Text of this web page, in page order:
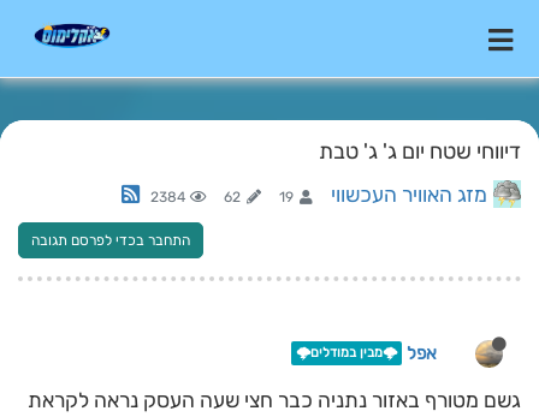
דיווחי שטח יום ג' ג' טבת
מזג האוויר העכשווי 19
62
2384
התחבר בכדי לפרסם תגובה
אפל 🌩️מבין במודלים🌩️
גשם מטורף באזור נתניה כבר חצי שעה העסק נראה לקראת